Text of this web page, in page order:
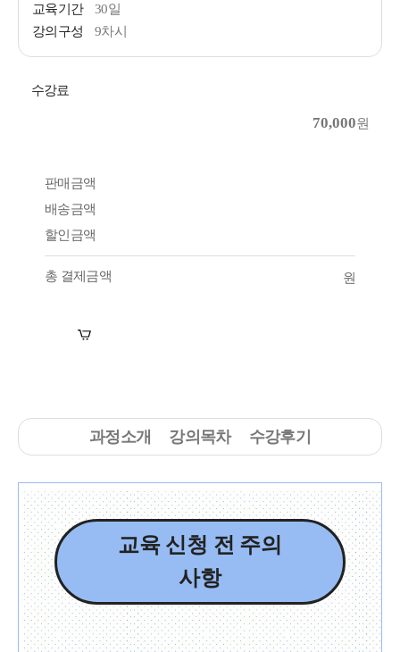
교육기간
30일
강의구성
9차시
수강료
70,000원
판매금액
배송금액
할인금액
총 결제금액 원
과정소개 강의목차 수강후기
교육 신청 전 주의
사항